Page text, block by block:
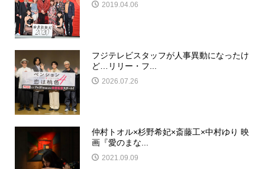
2019.04.06
フジテレビスタッフが人事異動になったけ
ど…リリー・フ...
2026.07.26
仲村トオル×杉野希妃×斎藤工×中村ゆり 映
画『愛のまな...
2021.09.09